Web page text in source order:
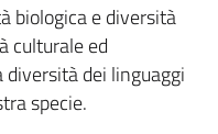
biologica e diversità
culturale ed
dei linguaggi
specie.